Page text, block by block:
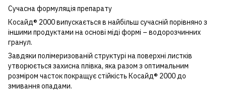
Сучасна формуляція препарату
Косайд® 2000 випускається в найбільш сучасній порівняно з
іншими продуктами на основі міді формі – водорозчинних
гранул.
Завдяки полімеризованій структурі на поверхні листків
утворюється захисна плівка, яка разом з оптимальним
розміром часток покращує стійкість Косайд® 2000 до
змивання опадами.